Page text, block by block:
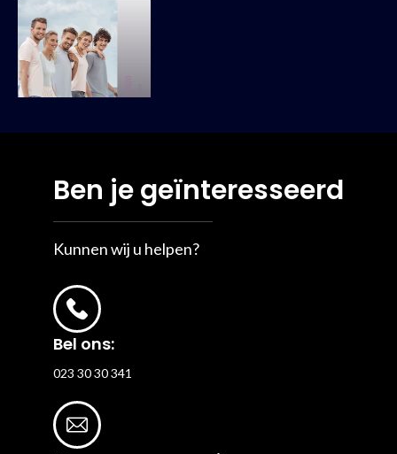
Ben je geïnteresseerd
Kunnen wij u helpen?
Bel ons:
023 30 30 341